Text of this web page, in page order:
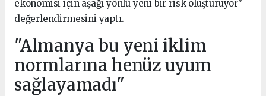
ekonomisi için aşağı yönlü yeni bir risk oluşturuyor"
değerlendirmesini yaptı.
"Almanya bu yeni iklim
normlarına henüz uyum
sağlayamadı"